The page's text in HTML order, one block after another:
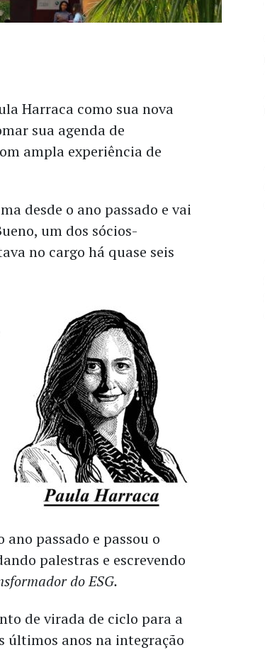
Harraca como sua nova
sua agenda de
ampla experiência de
desde o ano passado e vai
um dos sócios-
no cargo há quase seis
passado e passou o
palestras e escrevendo
do ESG.
de virada de ciclo para a
últimos anos na integração